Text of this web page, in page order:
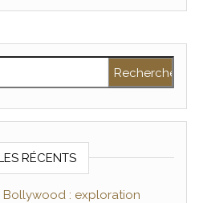
RÉCENTS
Bollywood : exploration